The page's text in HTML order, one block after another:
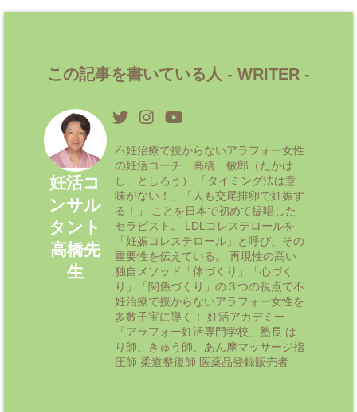
この記事を書いている人 - WRITER -
妊活コ
ンサル
タント
高橋先
生
不妊治療で授からないアラフォー女性
の妊活コーチ 高橋 敏郎（たかは
し としろう） 「タイミング法は意
味がない！」「人も交尾排卵で妊娠す
る！」 ことを日本で初めて提唱した
セラピスト。 LDLコレステロールを
「妊娠コレステロール」と呼び、その
重要性を伝えている。 再現性の高い
独自メソッド「体づくり」「心づく
り」「関係づくり」の３つの視点で不
妊治療で授からないアラフォー女性を
多数子宝に導く！ 妊活アカデミー
「アラフォー妊活専門学校」塾長 は
り師、きゅう師、あん摩マッサージ指
圧師 柔道整復師 医薬品登録販売者